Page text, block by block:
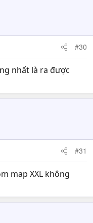
#30
nhất là ra được
#31
map XXL không